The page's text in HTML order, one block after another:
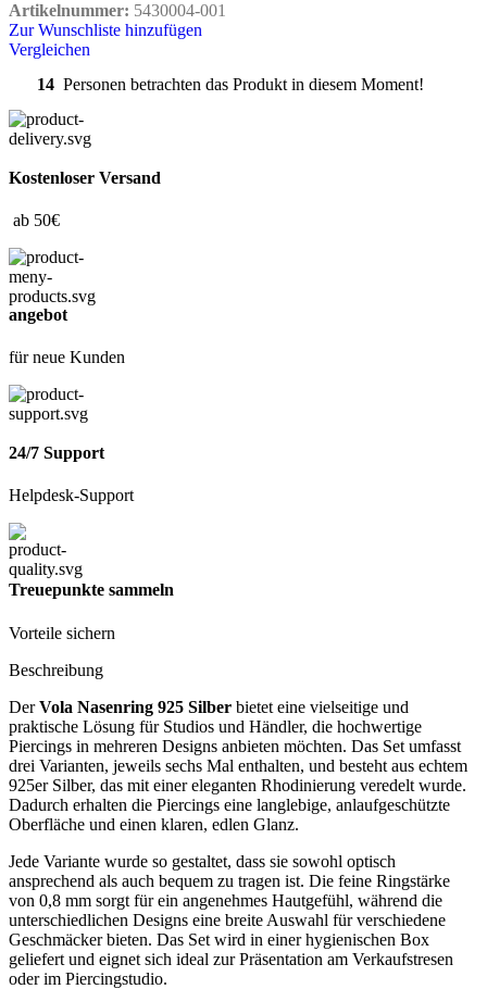
Artikelnummer: 5430004-001
Zur Wunschliste hinzufügen
Vergleichen
14 Personen betrachten das Produkt in diesem Moment!
Kostenloser Versand
ab 50€
angebot
für neue Kunden
24/7 Support
Helpdesk-Support
Treuepunkte sammeln
Vorteile sichern
Beschreibung
DerVola Nasenring 925 Silber bietet eine vielseitige und
praktische Lösung für Studios und Händler, die hochwertige
Piercings in mehreren Designs anbieten möchten. Das Set umfasst
drei Varianten, jeweils sechs Mal enthalten, und besteht aus echtem
925er Silber, das mit einer eleganten Rhodinierung veredelt wurde.
Dadurch erhalten die Piercings eine langlebige, anlaufgeschützte
Oberfläche und einen klaren, edlen Glanz.
Jede Variante wurde so gestaltet, dass sie sowohl optisch
ansprechend als auch bequem zu tragen ist. Die feine Ringstärke
von 0,8 mm sorgt für ein angenehmes Hautgefühl, während die
unterschiedlichen Designs eine breite Auswahl für verschiedene
Geschmäcker bieten. Das Set wird in einer hygienischen Box
geliefert und eignet sich ideal zur Präsentation am Verkaufstresen
oder im Piercingstudio.